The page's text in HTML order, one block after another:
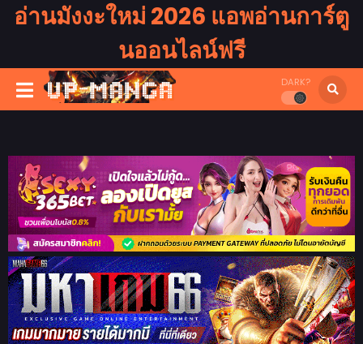
อ่านมังงะใหม่ 2026 แอพอ่านการ์ตู
นออนไลน์ฟรี
DARK?